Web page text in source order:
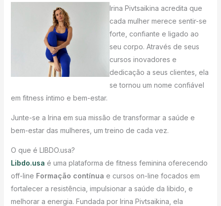
Irina Pivtsaikina acredita que
cada mulher merece sentir-se
forte, confiante e ligado ao
seu corpo. Através de seus
cursos inovadores e
dedicação a seus clientes, ela
se tornou um nome confiável
em fitness íntimo e bem-estar.
Junte-se a Irina em sua missão de transformar a saúde e
bem-estar das mulheres, um treino de cada vez.
O que é LIBDO.usa?
Libdo.usa é uma plataforma de fitness feminina oferecendo
off-line Formação contínua e cursos on-line focados em
fortalecer a resistência, impulsionar a saúde da libido, e
melhorar a energia. Fundada por Irina Pivtsaikina, ela